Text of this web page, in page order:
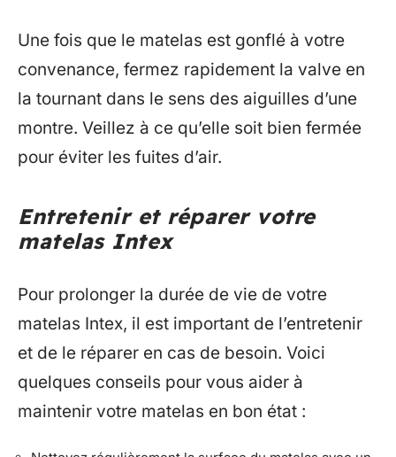
Une fois que le matelas est gonflé à votre
convenance, fermez rapidement la valve en
la tournant dans le sens des aiguilles d’une
montre. Veillez à ce qu’elle soit bien fermée
pour éviter les fuites d’air.
Entretenir et réparer votre
matelas Intex
Pour prolonger la durée de vie de votre
matelas Intex, il est important de l’entretenir
et de le réparer en cas de besoin. Voici
quelques conseils pour vous aider à
maintenir votre matelas en bon état :